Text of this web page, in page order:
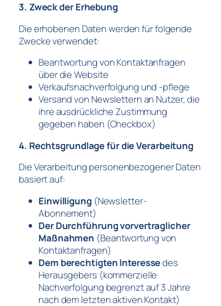
3. Zweck der Erhebung
Die erhobenen Daten werden für folgende
Zwecke verwendet:
Beantwortung von Kontaktanfragen
über die Website
Verkaufsnachverfolgung und -pflege
Versand von Newslettern an Nutzer, die
ihre ausdrückliche Zustimmung
gegeben haben (Checkbox)
4. Rechtsgrundlage für die Verarbeitung
Die Verarbeitung personenbezogener Daten
basiert auf:
Einwilligung (Newsletter-
Abonnement)
Der Durchführung vorvertraglicher
Maßnahmen (Beantwortung von
Kontaktanfragen)
Dem berechtigten Interessedes
Herausgebers (kommerzielle
Nachverfolgung begrenzt auf 3 Jahre
nach dem letzten aktiven Kontakt)